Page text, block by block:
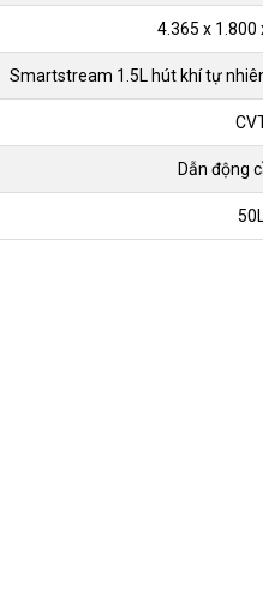
4.365 x
Smartstream 1.5L hút khí tự
Dẫn động